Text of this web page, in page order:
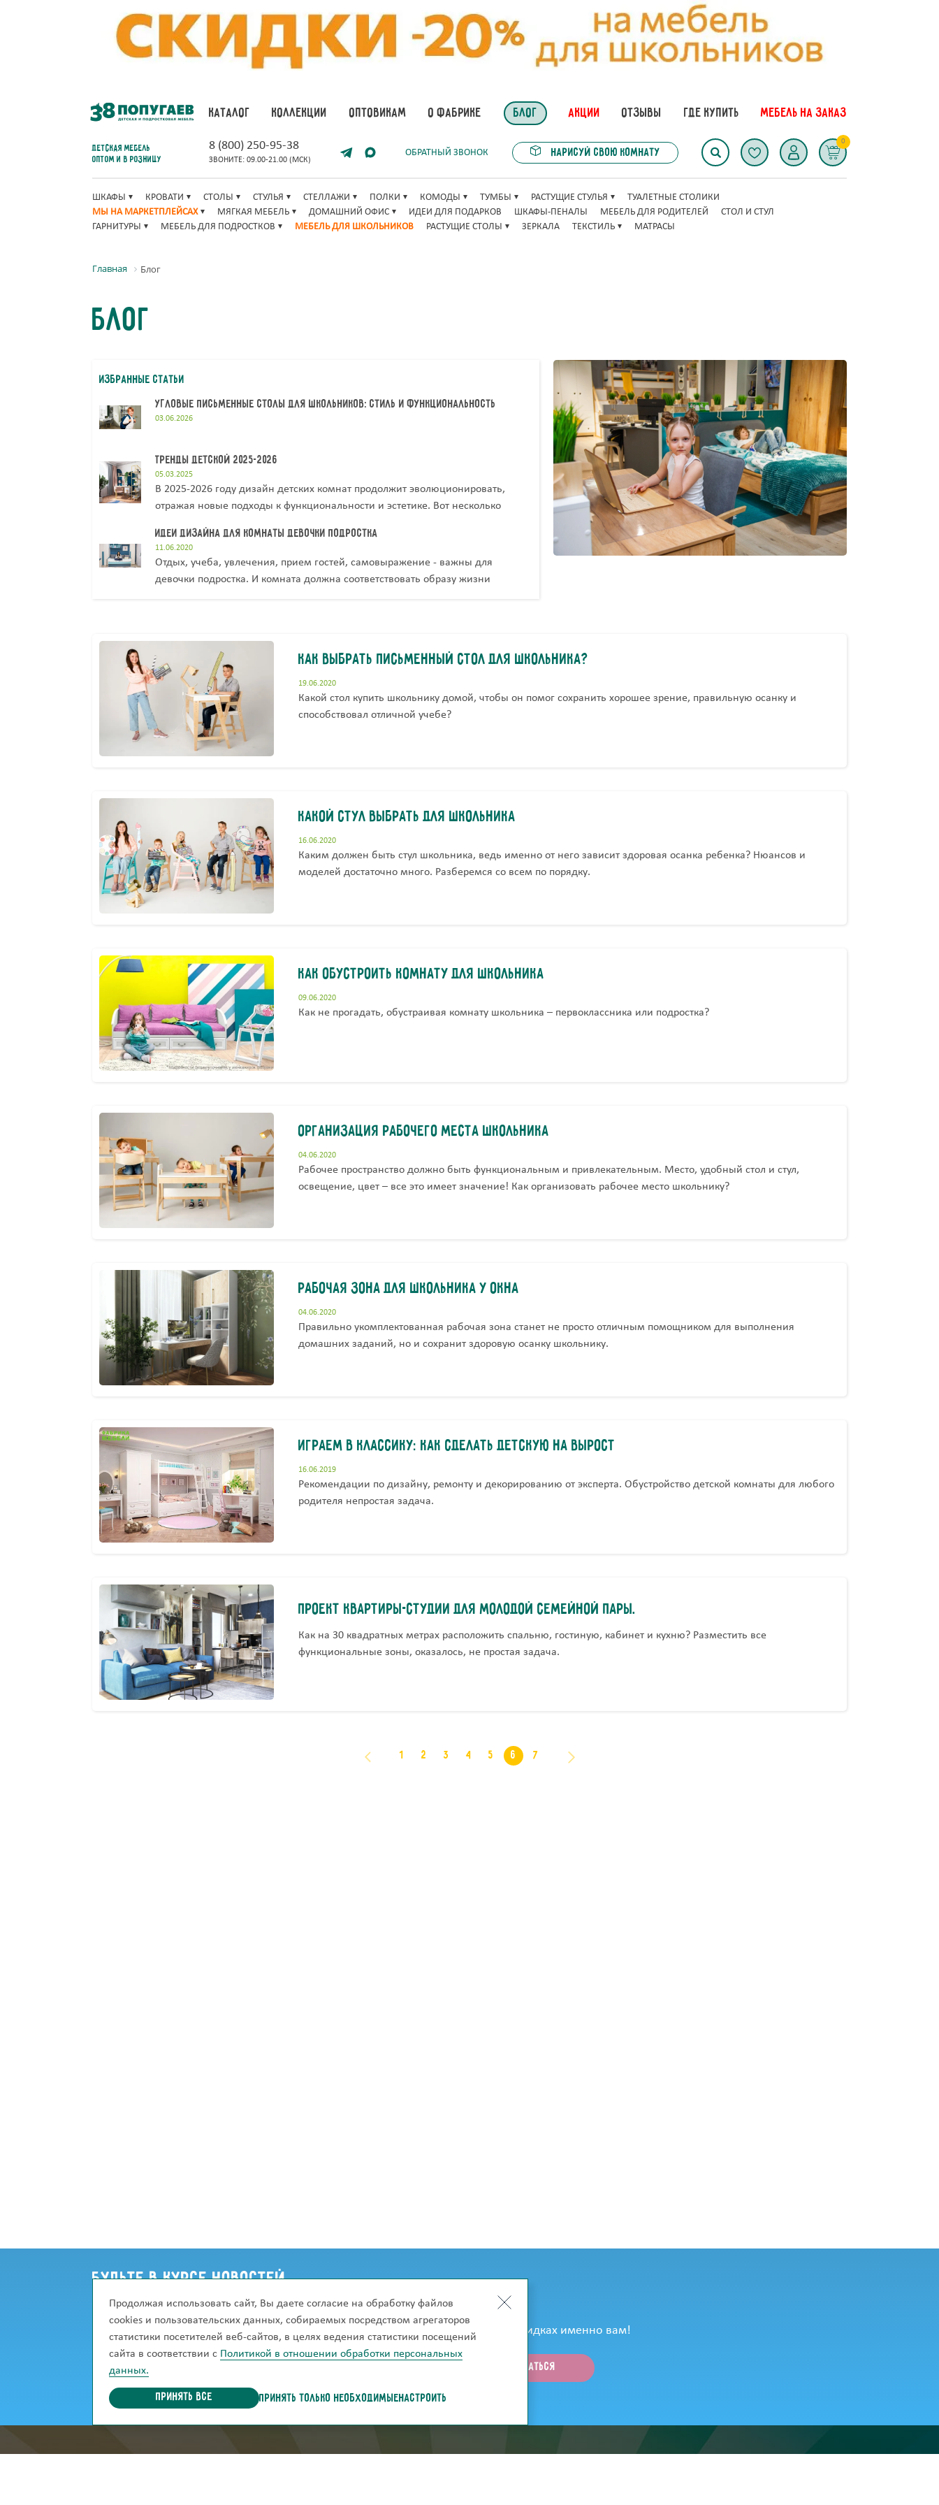
Продолжая использовать сайт, Вы даете согласие на обработку файлов
cookies и пользовательских данных, собираемых посредством агрегаторов
статистики посетителей веб-сайтов, в целях ведения статистики посещений
сайта в соответствии с Политикой в отношении обработки персональных
данных.
Принять все ПРИНЯТЬ ТОЛЬКО НЕОБХОДИМЫЕНАСТРОИТЬ
КАТАЛОГ КОЛЛЕКЦИИ ОПТОВИКАМ О ФАБРИКЕ БЛОГ АКЦИИ ОТЗЫВЫ ГДЕ КУПИТЬ МЕБЕЛЬ НА ЗАКАЗ
Детская мебель
оптом и в розницу
8 (800) 250-95-38
ЗВОНИТЕ: 09.00-21.00 (МСК)
ОБРАТНЫЙ ЗВОНОК Нарисуй свою комнату
0
ШКАФЫ КРОВАТИ СТОЛЫ СТУЛЬЯ СТЕЛЛАЖИ ПОЛКИ КОМОДЫ ТУМБЫ РАСТУЩИЕ СТУЛЬЯ
ТУАЛЕТНЫЕ СТОЛИКИ
МЫ НА МАРКЕТПЛЕЙСАХ
МЯГКАЯ МЕБЕЛЬ ДОМАШНИЙ ОФИС ИДЕИ ДЛЯ ПОДАРКОВ ШКАФЫ-ПЕНАЛЫ МЕБЕЛЬ ДЛЯ РОДИТЕЛЕЙ
СТОЛ И СТУЛ
ГАРНИТУРЫ
МЕБЕЛЬ ДЛЯ ПОДРОСТКОВ МЕБЕЛЬ ДЛЯ ШКОЛЬНИКОВ РАСТУЩИЕ СТОЛЫ ЗЕРКАЛА ТЕКСТИЛЬ МАТРАСЫ
Главная Блог
Блог
избранные статьи
Угловые письменные столы для школьников: стиль и функциональность
03.06.2026
Тренды детской 2025-2026
05.03.2025
В 2025-2026 году дизайн детских комнат продолжит эволюционировать,
отражая новые подходы к функциональности и эстетике. Вот несколько
пространств.
Идеи дизайна для комнаты девочки подростка
11.06.2020
Отдых, учеба, увлечения, прием гостей, самовыражение - важны для
девочки подростка. И комната должна соответствовать образу жизни
Как выбрать письменный стол для школьника?
19.06.2020
Какой стол купить школьнику домой, чтобы он помог сохранить хорошее зрение, правильную осанку и
способствовал отличной учебе?
Какой стул выбрать для школьника
16.06.2020
Каким должен быть стул школьника, ведь именно от него зависит здоровая осанка ребенка? Нюансов и
моделей достаточно много. Разберемся со всем по порядку.
Как обустроить комнату для школьника
09.06.2020
Как не прогадать, обустраивая комнату школьника – первоклассника или подростка?
Организация рабочего места школьника
04.06.2020
Рабочее пространство должно быть функциональным и привлекательным. Место, удобный стол и стул,
освещение, цвет – все это имеет значение! Как организовать рабочее место школьнику?
Рабочая зона для школьника у окна
04.06.2020
Правильно укомплектованная рабочая зона станет не просто отличным помощником для выполнения
домашних заданий, но и сохранит здоровую осанку школьнику.
Играем в классику: как сделать детскую на вырост
16.06.2019
Рекомендации по дизайну, ремонту и декорированию от эксперта. Обустройство детской комнаты для любого
родителя непростая задача.
Проект квартиры-студии для молодой семейной пары.
Как на 30 квадратных метрах расположить спальню, гостиную, кабинет и кухню? Разместить все
функциональные зоны, оказалось, не простая задача.
1 2 3 4 5 6 7
Будьте в курсе новостей
Хотите узнавать о новинках сразу же, как только они появятся на сайте?
Подпишитесь на рассылку, и мы сможем рассказывать об акциях, новинках и скидках именно вам!